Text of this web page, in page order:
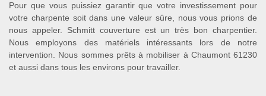
Pour que vous puissiez garantir que votre investissement pour
votre charpente soit dans une valeur sûre, nous vous prions de
nous appeler. Schmitt couverture est un très bon charpentier.
Nous employons des matériels intéressants lors de notre
intervention. Nous sommes prêts à mobiliser à Chaumont 61230
et aussi dans tous les environs pour travailler.